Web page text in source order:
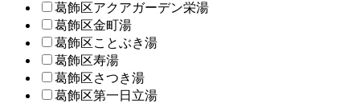
葛飾区アクアガーデン栄湯
葛飾区金町湯
葛飾区ことぶき湯
葛飾区寿湯
葛飾区さつき湯
葛飾区第一日立湯